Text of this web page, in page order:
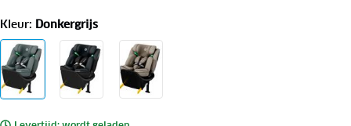
Kleur: Donkergrijs